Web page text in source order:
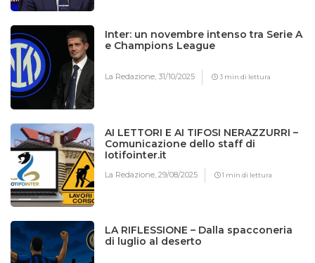
Inter: un novembre intenso tra Serie A
e Champions League
La Redazione,31/10/2025 3 min di lettura
AI LETTORI E AI TIFOSI NERAZZURRI –
Comunicazione dello staff di
Iotifointer.it
La Redazione,29/08/2025 1 min di lettura
LA RIFLESSIONE – Dalla spacconeria
di luglio al deserto